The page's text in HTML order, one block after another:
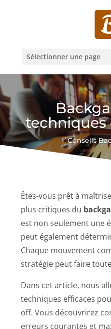
Sélectionner une page
techniques
Conseils
Êtes-vous prêt à
plus critiques du
est non seulement une
peut également
Chaque mouvement
stratégie peut faire
Dans cet article, nous
techniques efficaces
off. Vous découvrirez
erreurs courantes et